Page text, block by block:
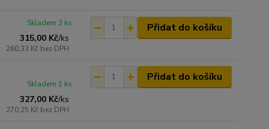
315,00 Kč/ks
260,33 Kč bez DPH
Skladem 3 ks Přidat do košíku
327,00 Kč/ks
270,25 Kč bez DPH
Skladem 1 ks
Přidat do košíku